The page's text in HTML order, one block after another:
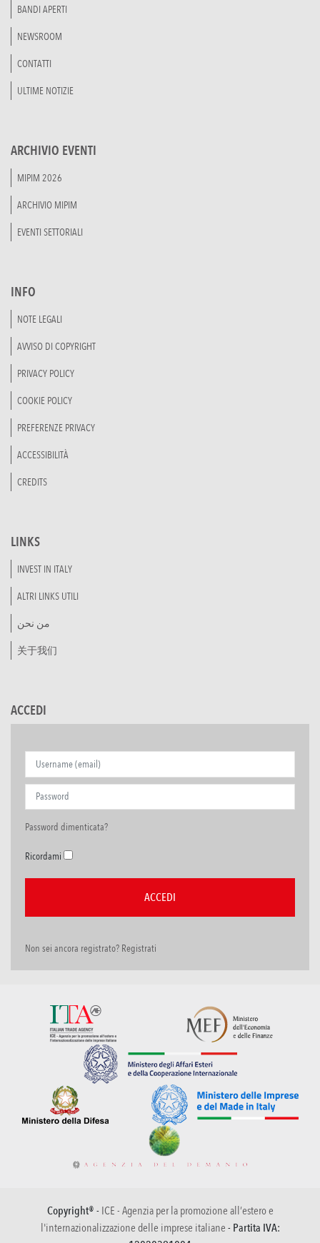
BANDI APERTI
NEWSROOM
CONTATTI
ULTIME NOTIZIE
ARCHIVIO EVENTI
MIPIM 2026
ARCHIVIO MIPIM
EVENTI SETTORIALI
INFO
NOTE LEGALI
AVVISO DI COPYRIGHT
PRIVACY POLICY
COOKIE POLICY
PREFERENZE PRIVACY
ACCESSIBILITÀ
CREDITS
LINKS
INVEST IN ITALY
ALTRI LINKS UTILI
من نحن
关于我们
ACCEDI
Password dimenticata?
Ricordami
Non sei ancora registrato? Registrati
Copyright® - ICE - Agenzia per la promozione all’estero e
l'internazionalizzazione delle imprese italiane - Partita IVA: